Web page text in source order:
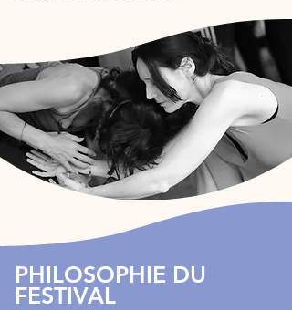
PHILOSOPHIE DU
FESTIVAL